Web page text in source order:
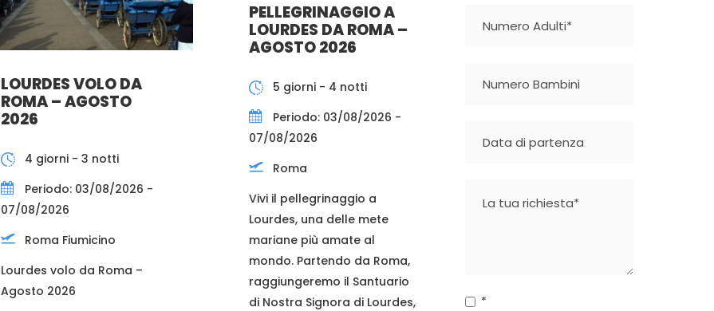
LOURDES VOLO DA
ROMA – AGOSTO
2026
4 giorni - 3 notti
Periodo: 03/08/2026 -
07/08/2026
Roma Fiumicino
Lourdes volo da Roma –
Agosto 2026
PELLEGRINAGGIO A
LOURDES DA ROMA –
AGOSTO 2026
5 giorni - 4 notti
Periodo: 03/08/2026 -
07/08/2026
Roma
Vivi il pellegrinaggio a
Lourdes, una delle mete
mariane più amate al
mondo. Partendo da Roma,
raggiungeremo il Santuario
di Nostra Signora di Lourdes,
*